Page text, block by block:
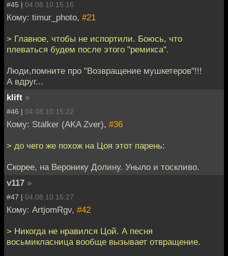
#45 | 04.08.10 15:16
Кому: timur_photo, #21
> Главное, чтобы не испортили. Боюсь, что
плеваться будем после этого "ремикса".
Люди,помните про "Возвращение мушкетеров"!!!
А вдруг...
klift »
#46 | 04.08.10 15:22
Кому: Stalker (AKA Zver), #36
> до чего же похож на Цоя этот парень:
Скорее, на Веронику Долину. Уныло и тоскливо.
v117 »
#47 | 04.08.10 15:27
Кому: ArtjomRgv, #42
> Никогда не нравился Цой. А песня
восьмикласница вообще вызывает отвращение.